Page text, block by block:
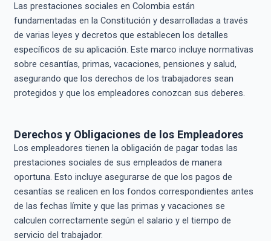
Las prestaciones sociales en Colombia están
fundamentadas en la Constitución y desarrolladas a través
de varias leyes y decretos que establecen los detalles
específicos de su aplicación. Este marco incluye normativas
sobre cesantías, primas, vacaciones, pensiones y salud,
asegurando que los derechos de los trabajadores sean
protegidos y que los empleadores conozcan sus deberes.
Derechos y Obligaciones de los Empleadores
Los empleadores tienen la obligación de pagar todas las
prestaciones sociales de sus empleados de manera
oportuna. Esto incluye asegurarse de que los pagos de
cesantías se realicen en los fondos correspondientes antes
de las fechas límite y que las primas y vacaciones se
calculen correctamente según el salario y el tiempo de
servicio del trabajador.